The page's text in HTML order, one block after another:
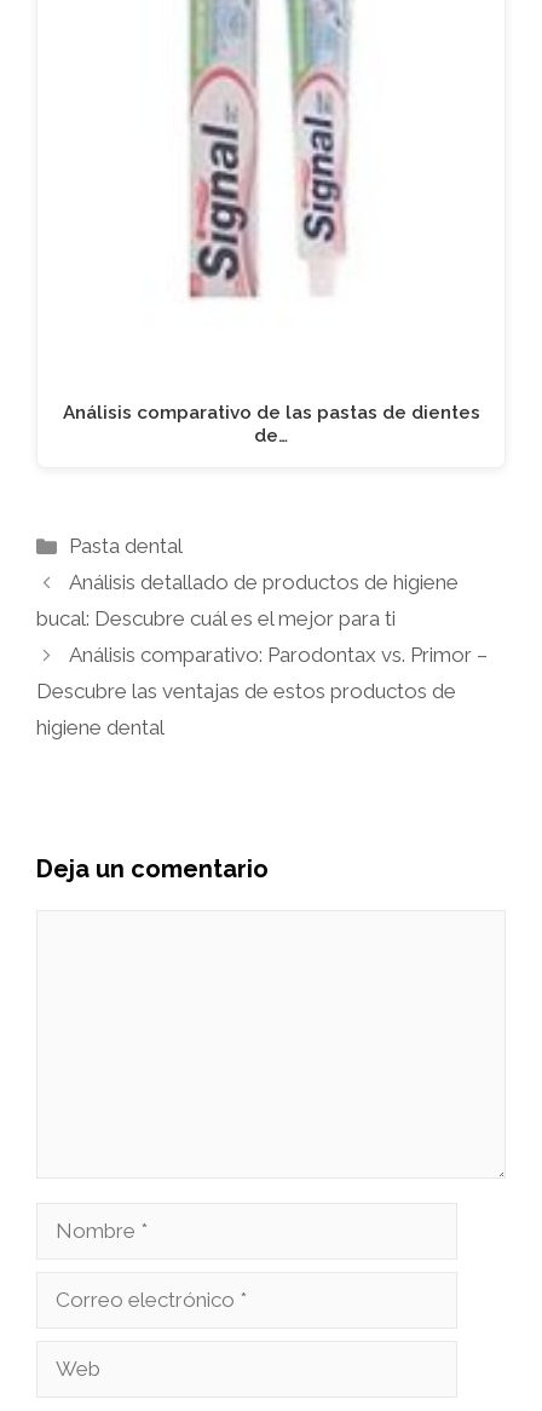
Análisis comparativo de las pastas de dientes
de…
Categorías
Pasta dental
Análisis detallado de productos de higiene
bucal: Descubre cuál es el mejor para ti
Análisis comparativo: Parodontax vs. Primor –
Descubre las ventajas de estos productos de
higiene dental
Deja un comentario
Nombre
Correo
Web